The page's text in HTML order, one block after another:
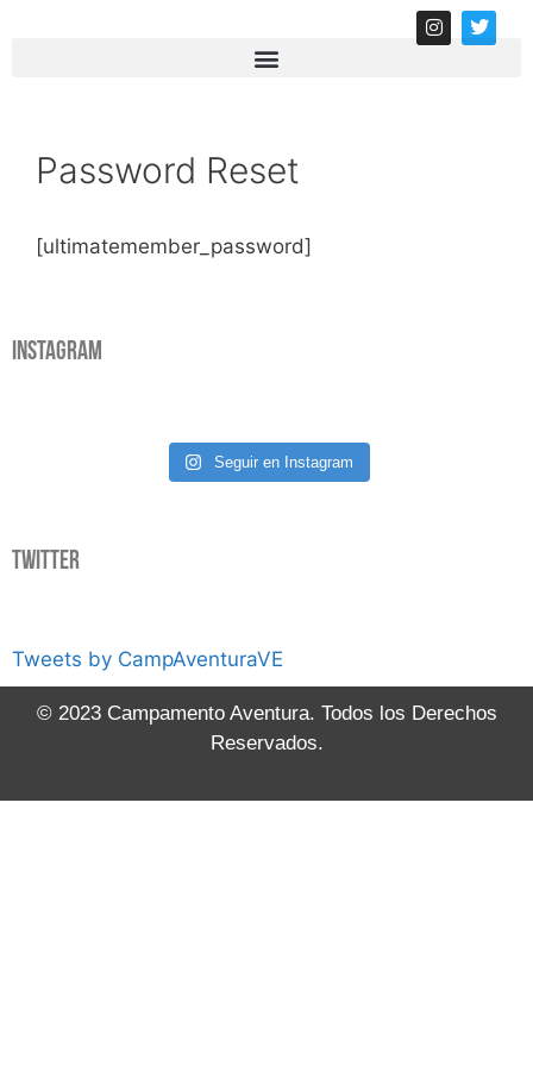
Password Reset
[ultimatemember_password]
Instagram
Seguir en Instagram
Twitter
Tweets by CampAventuraVE
© 2023 Campamento Aventura. Todos los Derechos
Reservados.